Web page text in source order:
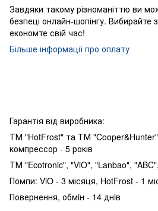
Завдяки такому різноманіттю ви
безпеці онлайн-шопінгу. Вибирайте
економте свій час!
Більше інформації про оплату
Гарантія від виробника:
ТМ "HotFrost" та ТМ "Cooper&Hunter"
компрессор - 5 років
ТМ "Ecotronic", "ViO", "Lanbao",
Помпи: ViO - 3 місяця, HotFrost - 1
Повернення, обмiн - 14 днiв